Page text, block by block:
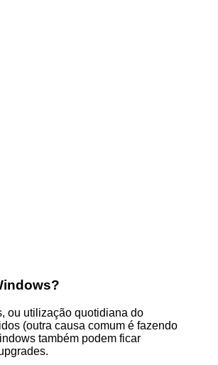
ou utilização quotidiana do
(outra causa comum é fazendo
também podem ficar